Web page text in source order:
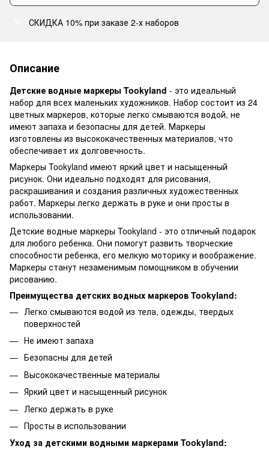
СКИДКА 10% при заказе 2-х наборов
Описание
Детские водные маркеры Tookyland - это идеальный
набор для всех маленьких художников. Набор состоит из 24
цветных маркеров, которые легко смываются водой, не
имеют запаха и безопасны для детей. Маркеры
изготовлены из высококачественных материалов, что
обеспечивает их долговечность.
Маркеры Tookyland имеют яркий цвет и насыщенный
рисунок. Они идеально подходят для рисования,
раскрашивания и создания различных художественных
работ. Маркеры легко держать в руке и они просты в
использовании.
Детские водные маркеры Tookyland - это отличный подарок
для любого ребенка. Они помогут развить творческие
способности ребенка, его мелкую моторику и воображение.
Маркеры станут незаменимым помощником в обучении
рисованию.
Преимущества детских водных маркеров Tookyland:
Легко смываются водой из тела, одежды, твердых
поверхностей
Не имеют запаха
Безопасны для детей
Высококачественные материалы
Яркий цвет и насыщенный рисунок
Легко держать в руке
Просты в использовании
Уход за детскими водными маркерами Tookyland: